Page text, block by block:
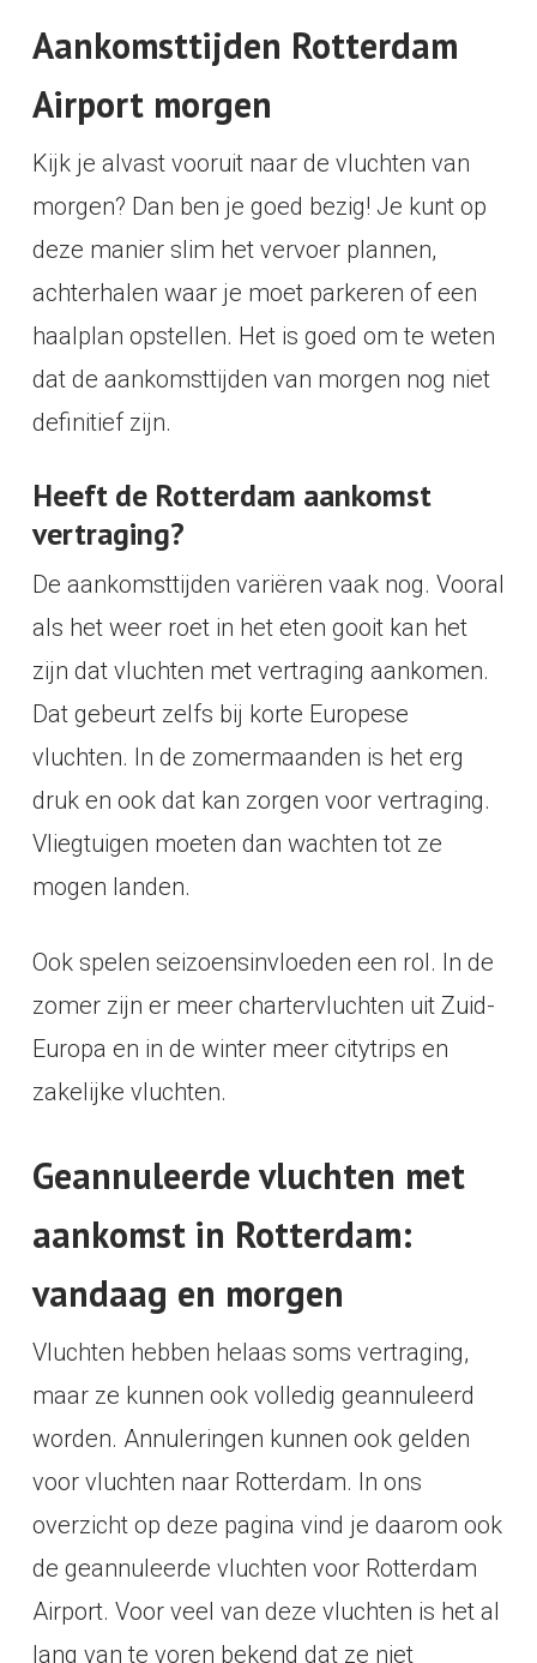
Aankomsttijden Rotterdam
Airport morgen
Kijk je alvast vooruit naar de vluchten van
morgen? Dan ben je goed bezig! Je kunt op
deze manier slim het vervoer plannen,
achterhalen waar je moet parkeren of een
haalplan opstellen. Het is goed om te weten
dat de aankomsttijden van morgen nog niet
definitief zijn.
Heeft de Rotterdam aankomst
vertraging?
De aankomsttijden variëren vaak nog. Vooral
als het weer roet in het eten gooit kan het
zijn dat vluchten met vertraging aankomen.
Dat gebeurt zelfs bij korte Europese
vluchten. In de zomermaanden is het erg
druk en ook dat kan zorgen voor vertraging.
Vliegtuigen moeten dan wachten tot ze
mogen landen.
Ook spelen seizoensinvloeden een rol. In de
zomer zijn er meer chartervluchten uit Zuid-
Europa en in de winter meer citytrips en
zakelijke vluchten.
Geannuleerde vluchten met
aankomst in Rotterdam:
vandaag en morgen
Vluchten hebben helaas soms vertraging,
maar ze kunnen ook volledig geannuleerd
worden. Annuleringen kunnen ook gelden
voor vluchten naar Rotterdam. In ons
overzicht op deze pagina vind je daarom ook
de geannuleerde vluchten voor Rotterdam
Airport. Voor veel van deze vluchten is het al
lang van te voren bekend dat ze niet